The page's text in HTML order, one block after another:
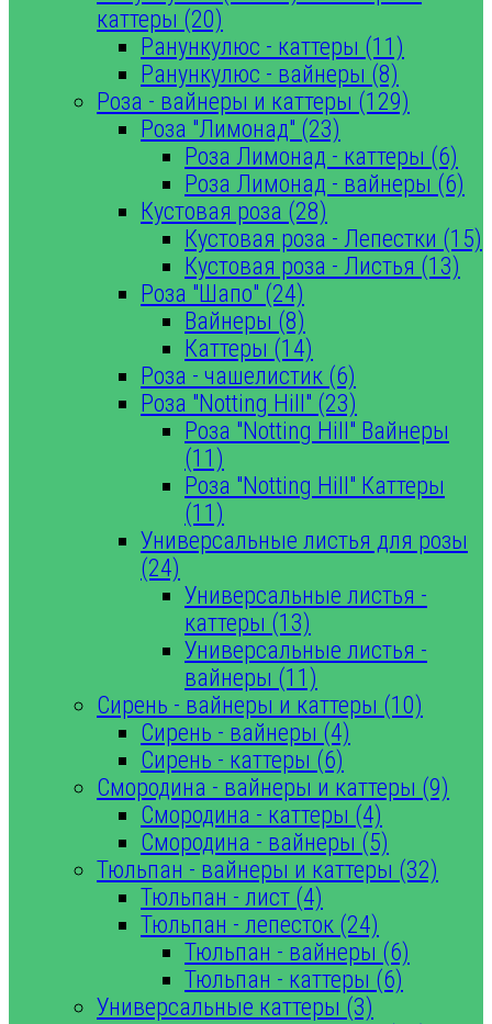
каттеры (20)
Ранункулюс - каттеры (11)
Ранункулюс - вайнеры (8)
Роза - вайнеры и каттеры (129)
Роза "Лимонад" (23)
Роза Лимонад - каттеры (6)
Роза Лимонад - вайнеры (6)
Кустовая роза (28)
Кустовая роза - Лепестки (15)
Кустовая роза - Листья (13)
Роза "Шапо" (24)
Вайнеры (8)
Каттеры (14)
Роза - чашелистик (6)
Роза "Notting Hill" (23)
Роза "Notting Hill" Вайнеры
(11)
Роза "Notting Hill" Каттеры
(11)
Универсальные листья для розы
(24)
Универсальные листья -
каттеры (13)
Универсальные листья -
вайнеры (11)
Сирень - вайнеры и каттеры (10)
Сирень - вайнеры (4)
Сирень - каттеры (6)
Смородина - вайнеры и каттеры (9)
Смородина - каттеры (4)
Смородина - вайнеры (5)
Тюльпан - вайнеры и каттеры (32)
Тюльпан - лист (4)
Тюльпан - лепесток (24)
Тюльпан - вайнеры (6)
Тюльпан - каттеры (6)
Универсальные каттеры (3)